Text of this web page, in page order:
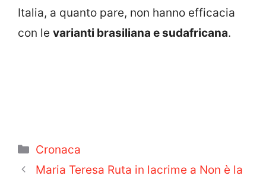
Italia, a quanto pare, non hanno efficacia
con le varianti brasiliana e sudafricana.
Categorie
Cronaca
Maria Teresa Ruta in lacrime a Non è la